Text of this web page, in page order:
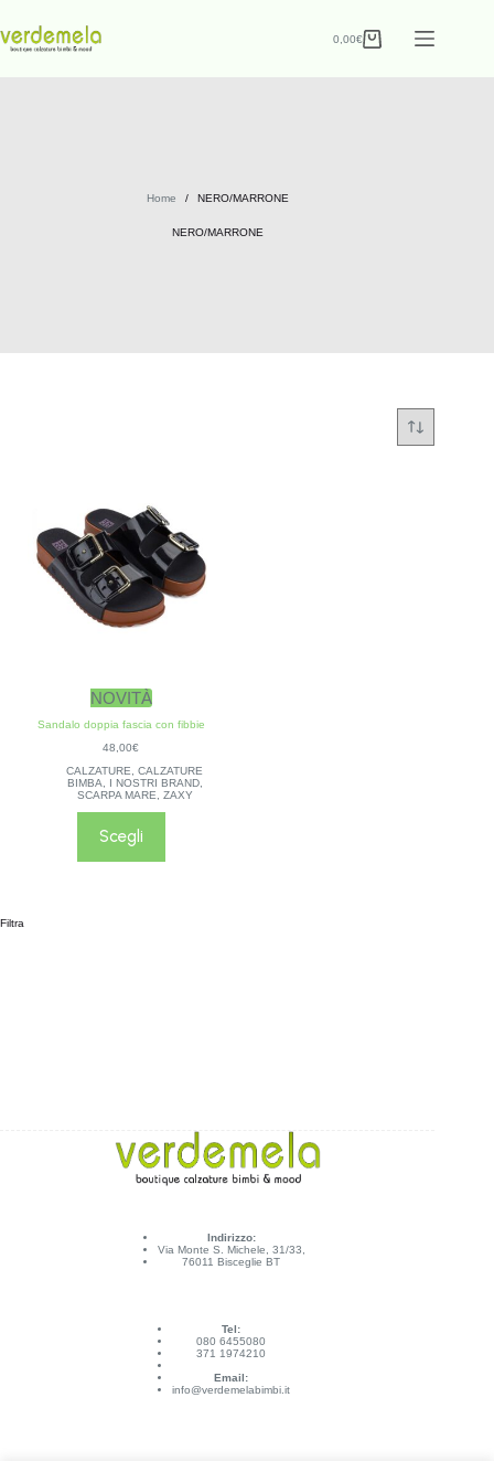
0,00€
Home / NERO/MARRONE
NERO/MARRONE
NOVITÀ
Sandalo doppia fascia con fibbie
48,00€
CALZATURE
,CALZATURE
BIMBA
I NOSTRI BRAND,
SCARPA MARE
ZAXY
Scegli
Filtra
Indirizzo:
Via Monte S. Michele, 31/33,
76011 Bisceglie BT
Tel:
080 6455080
371 1974210
Email:
info@verdemelabimbi.it